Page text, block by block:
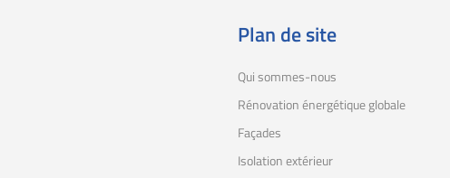
Plan de site
Qui sommes-nous
Rénovation énergétique globale
Façades
Isolation extérieur